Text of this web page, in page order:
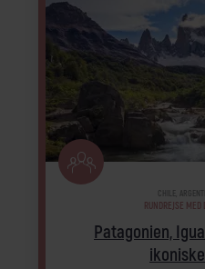
Patagonien,
CHILE,
RUNDREJSE MED